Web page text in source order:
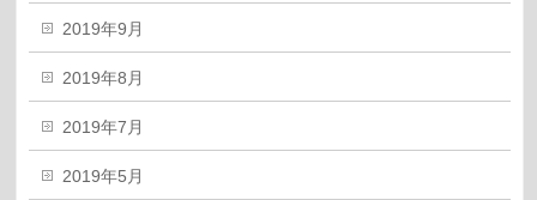
2019年9月
2019年8月
2019年7月
2019年5月